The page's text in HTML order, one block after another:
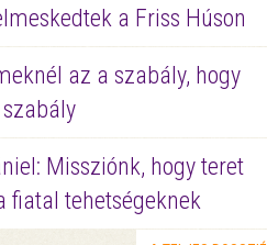
a Friss Húson
az a szabály, hogy
Missziónk, hogy teret
fiatal tehetségeknek